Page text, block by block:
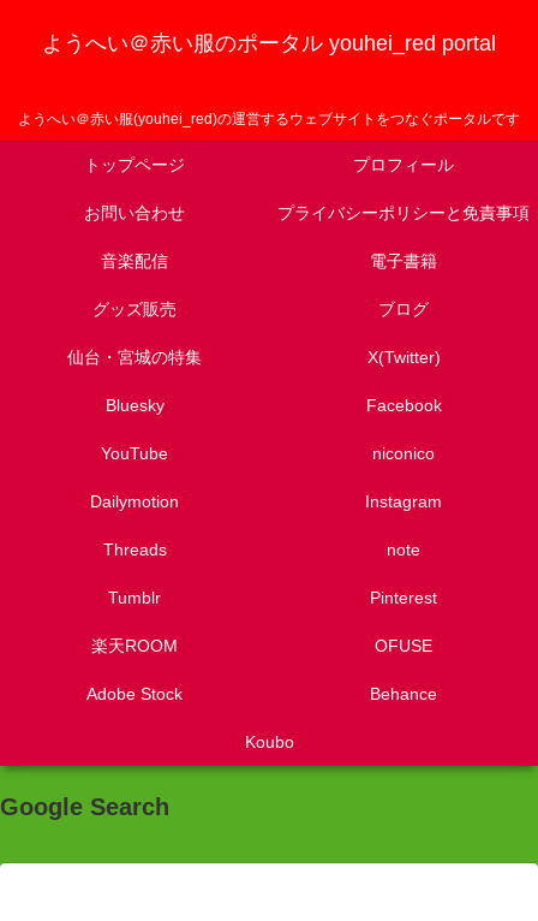
ようへい＠赤い服のポータル youhei_red portal
ようへい＠赤い服(youhei_red)の運営するウェブサイトをつなぐポータルです
トップページ プロフィール
お問い合わせ プライバシーポリシーと免責事項
音楽配信 電子書籍
グッズ販売 ブログ
仙台・宮城の特集 X(Twitter)
Bluesky Facebook
YouTube niconico
Dailymotion Instagram
Threads note
Tumblr Pinterest
楽天ROOM OFUSE
Adobe Stock Behance
Koubo
Google Search